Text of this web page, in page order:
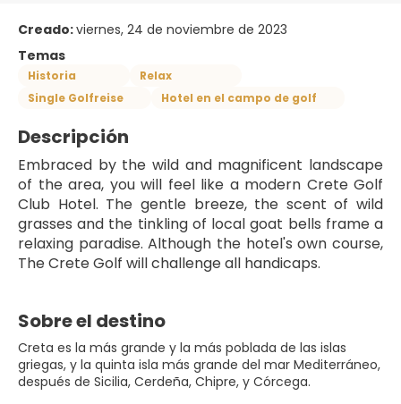
Creado:viernes, 24 de noviembre de 2023
Temas
Historia
Relax
Single Golfreise
Hotel en el campo de golf
Descripción
Embraced by the wild and magnificent landscape
of the area, you will feel like a modern Crete Golf
Club Hotel. The gentle breeze, the scent of wild
grasses and the tinkling of local goat bells frame a
relaxing paradise. Although the hotel's own course,
The Crete Golf will challenge all handicaps.
Sobre el destino
Creta es la más grande y la más poblada de las islas
griegas, y la quinta isla más grande del mar Mediterráneo,
después de Sicilia, Cerdeña, Chipre, y Córcega.